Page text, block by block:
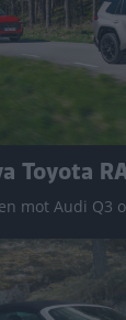
Toyota
mot Audi Q3